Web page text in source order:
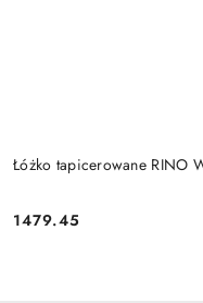
Łóżko tapicerowane RINO
Cena:
1479.45